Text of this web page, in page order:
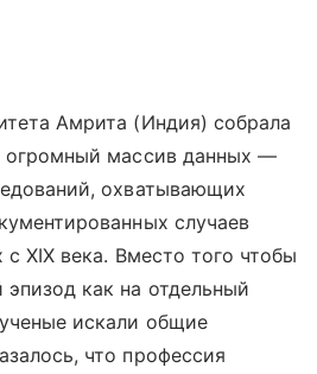
Амрита (Индия) собрала
огромный массив данных —
охватывающих
случаев
с XIX века. Вместо того чтобы
как на отдельный
искали общие
что профессия